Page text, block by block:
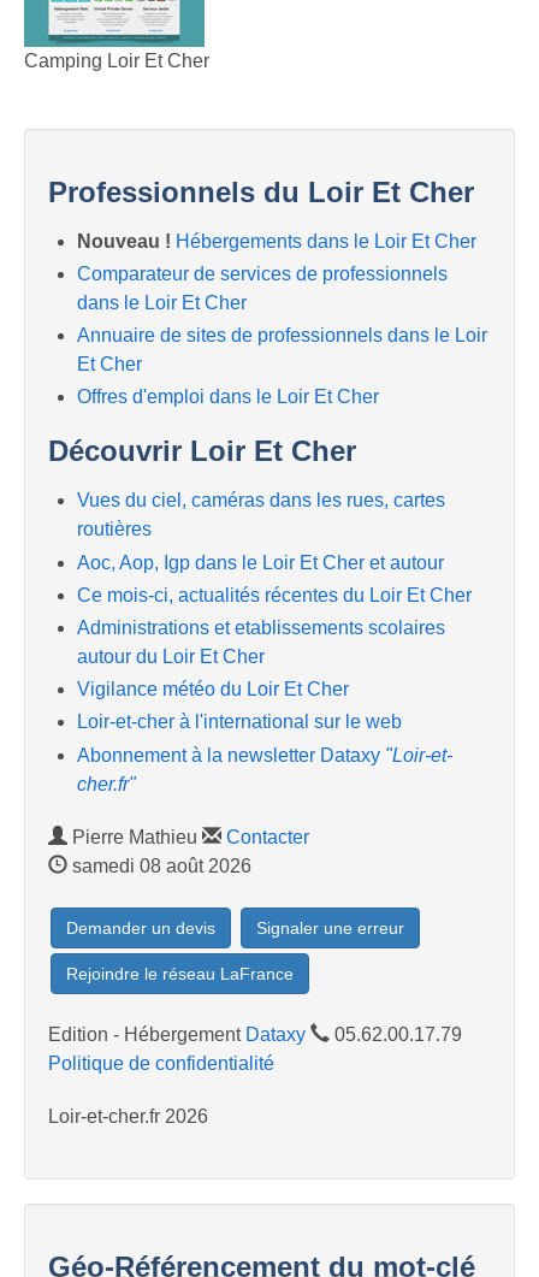
Camping Loir Et Cher
Professionnels du Loir Et Cher
Nouveau ! Hébergements dans le Loir Et Cher
Comparateur de services de professionnels
dans le Loir Et Cher
Annuaire de sites de professionnels dans le Loir
Et Cher
Offres d'emploi dans le Loir Et Cher
Découvrir Loir Et Cher
Vues du ciel, caméras dans les rues, cartes
routières
Aoc, Aop, Igp dans le Loir Et Cher et autour
Ce mois-ci, actualités récentes du Loir Et Cher
Administrations et etablissements scolaires
autour du Loir Et Cher
Vigilance météo du Loir Et Cher
Loir-et-cher à l'international sur le web
Abonnement à la newsletter Dataxy "Loir-et-
cher.fr"
Pierre Mathieu
Contacter
samedi 08 août 2026
Demander un devis Signaler une erreur
Rejoindre le réseau LaFrance
Edition - Hébergement Dataxy
05.62.00.17.79
Politique de confidentialité
Loir-et-cher.fr 2026
Géo-Référencement du mot-clé